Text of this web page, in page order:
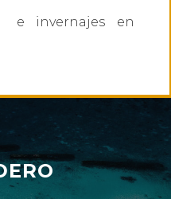
e invernajes en